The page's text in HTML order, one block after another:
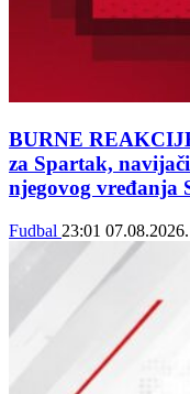
BURNE
za Spartak,
njegovog vređanja
Fudbal 23:01 07.08.2026.